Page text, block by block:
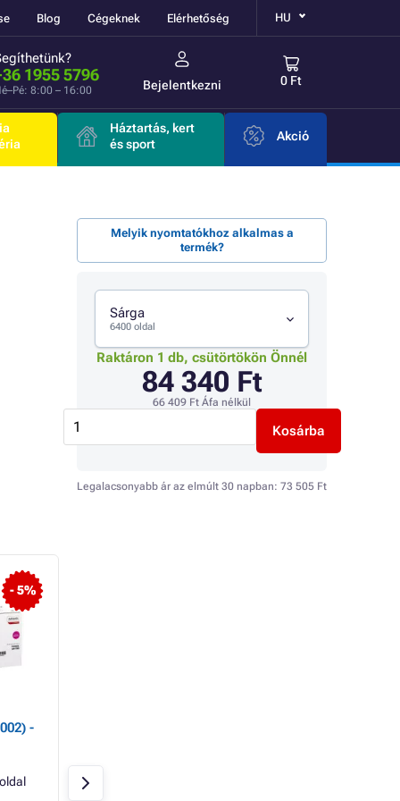
Blog Cégeknek Elérhetőség HU
1955 5796
8:00 – 16:00 Bejelentkezni 0 Ft
Háztartás, kert
és sport
Akció
Melyik nyomtatókhoz alkalmas a
termék?
Sárga
6400 oldal
Raktáron 1 db, csütörtökön Önnél
84 340 Ft
66 409 Ft Áfa nélkül
Kosárba
Legalacsonyabb ár az elmúlt 30 napban: 73 505 Ft
- 5%
-